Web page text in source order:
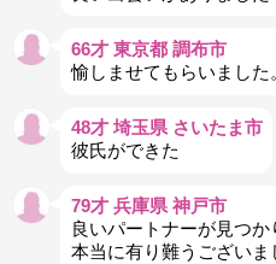
66才 東京都 調布市
愉しませてもらいまし
48才 埼玉県 さいたま市
彼氏ができた
79才 兵庫県 神戸市
良いパートナーが見つか
本当に有り難うございま